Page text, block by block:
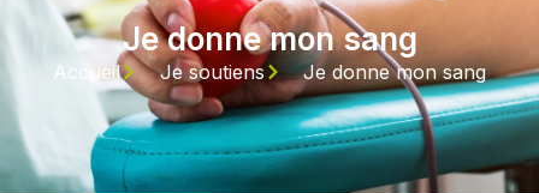
Je donne mon sang
Accueil Je soutiens Je donne mon sang